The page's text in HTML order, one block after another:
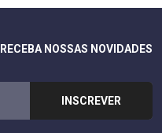
RECEBA NOSSAS NOVIDADES